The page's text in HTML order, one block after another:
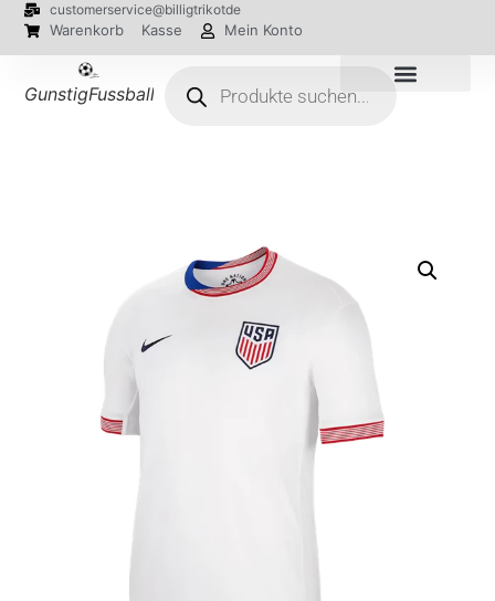
customerservice@billigtrikotde
Warenkorb Kasse Mein Konto
GunstigFussballTrikot